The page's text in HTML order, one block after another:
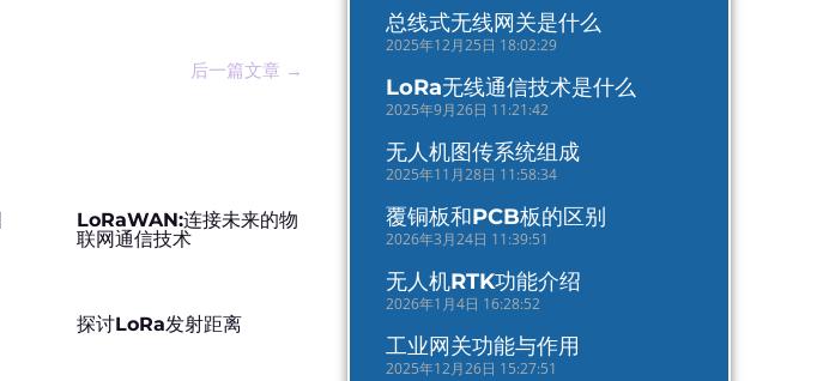
后一篇文章 →
LoRaWAN:连接未来的物
联网通信技术
探讨LoRa发射距离
总线式无线网关是什么
2025年12月25日 18:02:29
LoRa无线通信技术是什么
2025年9月26日 11:21:42
无人机图传系统组成
2025年11月28日 11:58:34
覆铜板和PCB板的区别
2026年3月24日 11:39:51
无人机RTK功能介绍
2026年1月4日 16:28:52
工业网关功能与作用
2025年12月26日 15:27:51